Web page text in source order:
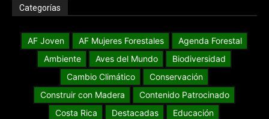
Categorías
AF Joven AF Mujeres Forestales
Agenda Forestal
Ambiente
Aves del Mundo
Biodiversidad
Cambio Climático
Conservación
Construir con Madera
Contenido Patrocinado
Costa Rica
Destacadas
Educación